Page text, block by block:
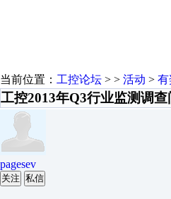
当前位置： 工控论坛 > > 活动 > 有
工控2013年Q3行业监测调
pagesev
关注 私信